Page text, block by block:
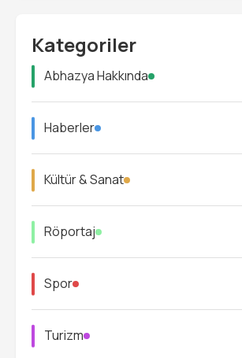
Kategoriler
Abhazya Hakkında
Haberler
Kültür & Sanat
Röportaj
Spor
Turizm